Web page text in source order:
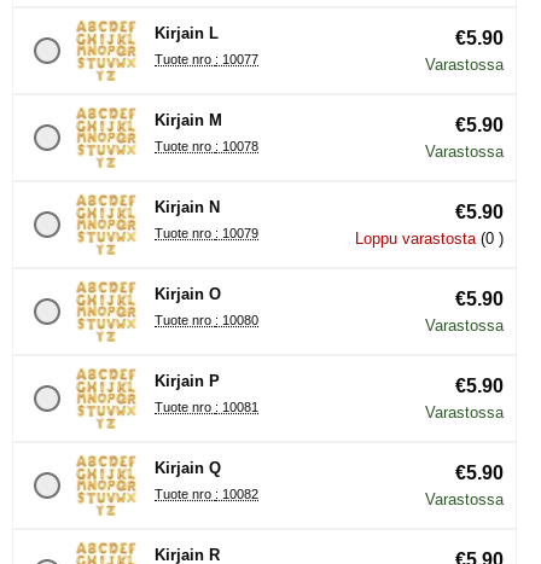
Kirjain L
Tuote nro : 10077
€5.90
Varastossa
Kirjain M
Tuote nro : 10078
€5.90
Varastossa
Kirjain N
Tuote nro : 10079
€5.90
Loppu varastosta(0 )
Kirjain O
Tuote nro : 10080
€5.90
Varastossa
Kirjain P
Tuote nro : 10081
€5.90
Varastossa
Kirjain Q
Tuote nro : 10082
€5.90
Varastossa
Kirjain R €5.90